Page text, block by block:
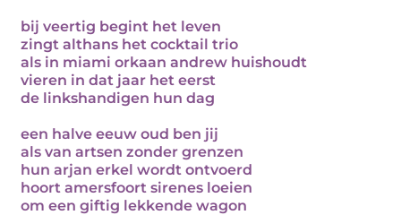
bij veertig begint het leven
zingt althans het cocktail trio
als in miami orkaan andrew huishoudt
vieren in dat jaar het eerst
de linkshandigen hun dag
een halve eeuw oud ben jij
als van artsen zonder grenzen
hun arjan erkel wordt ontvoerd
hoort amersfoort sirenes loeien
om een giftig lekkende wagon